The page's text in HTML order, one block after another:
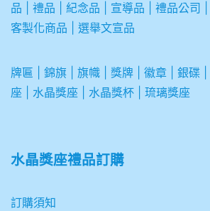
品
禮品 紀念品 宣導品 禮品公司
客製化商品
選舉文宣品
牌匾 錦旗 旗幟 獎牌 徽章 銀碟
座
水晶獎座 水晶獎杯 琉璃獎座
水晶獎座禮品訂購
訂購須知